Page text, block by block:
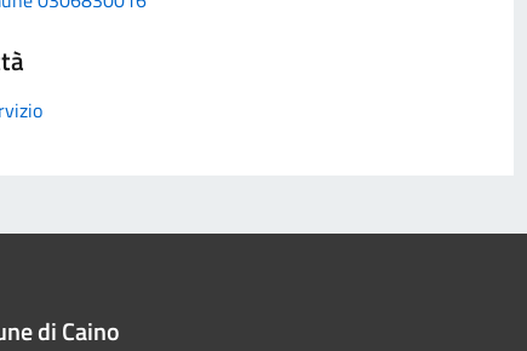
di Caino